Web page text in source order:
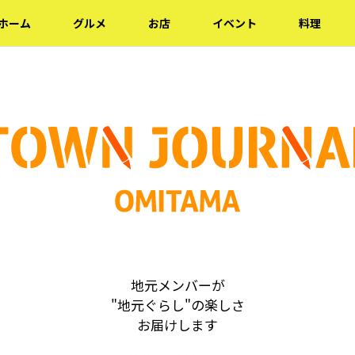
ーム グルメ お店 イベント 料理
地元メンバーが
"地元ぐらし"の楽しさ
お届けします